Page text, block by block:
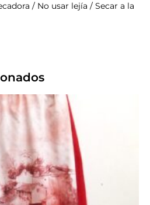
/ No usar lejía / Secar a la